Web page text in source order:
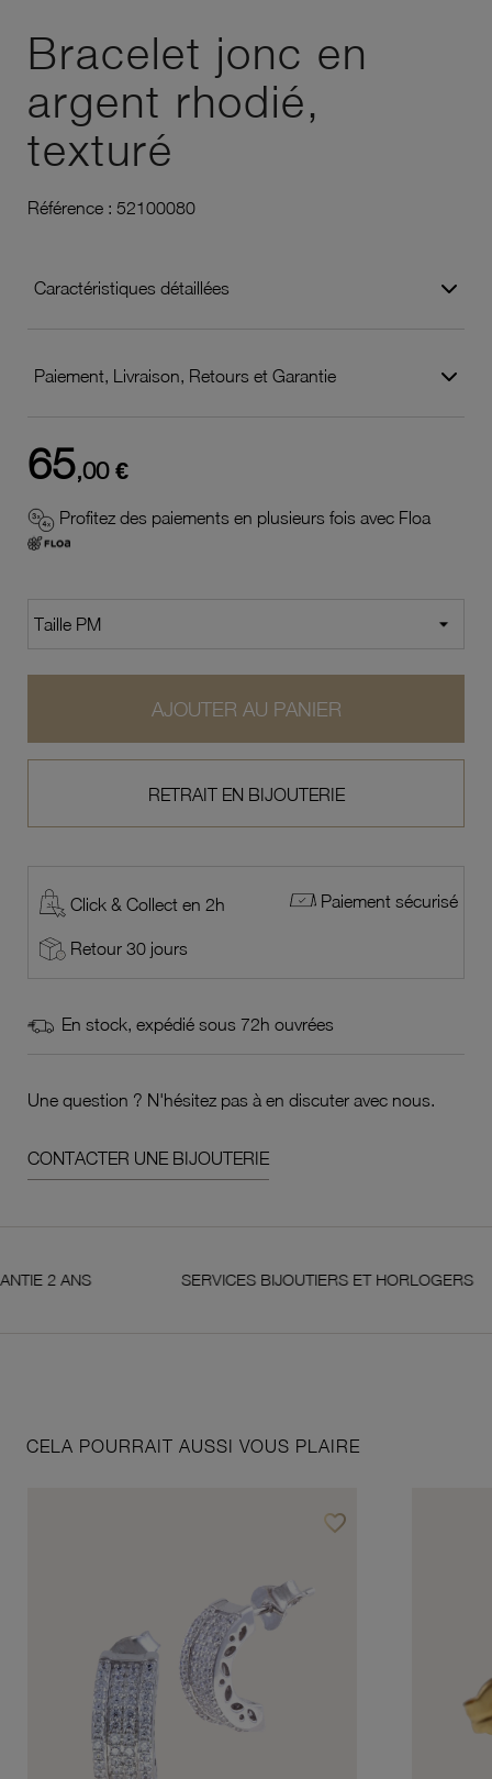
Bracelet jonc en
argent rhodié,
texturé
Référence : 52100080
Caractéristiques détaillées
Paiement, Livraison, Retours et Garantie
65,00 €
Profitez des paiements en plusieurs fois avec Floa
AJOUTER AU PANIER
RETRAIT EN BIJOUTERIE
Click & Collect en 2h Paiement sécurisé
Retour 30 jours
En stock, expédié sous 72h ouvrées
Une question ? N'hésitez pas à en discuter avec nous.
CONTACTER UNE BIJOUTERIE
SERVICES BIJOUTIERS ET HORLOGERS
CELA POURRAIT AUSSI VOUS PLAIRE
favorite_borderAjouter à vos favoris